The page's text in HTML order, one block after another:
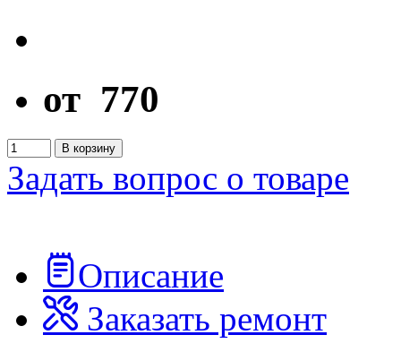
от 770
В корзину
Задать вопрос о товаре
Описание
Заказать ремонт